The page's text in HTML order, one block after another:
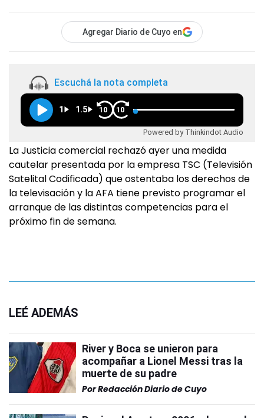
Agregar Diario de Cuyo en
Escuchá la nota completa
1 1.5 10 10
Powered by Thinkindot Audio
La Justicia comercial rechazó ayer una medida
cautelar presentada por la empresa TSC (Televisión
Satelital Codificada) que ostentaba los derechos de
la televisación y la AFA tiene previsto programar el
arranque de las distintas competencias para el
próximo fin de semana.
LEÉ ADEMÁS
River y Boca se unieron para
acompañar a Lionel Messi tras la
muerte de su padre
PorRedacción Diario de Cuyo